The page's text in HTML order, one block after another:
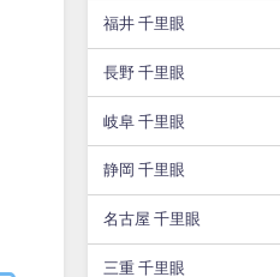
福井 千里眼
長野 千里眼
岐阜 千里眼
静岡 千里眼
名古屋 千里眼
三重 千里眼